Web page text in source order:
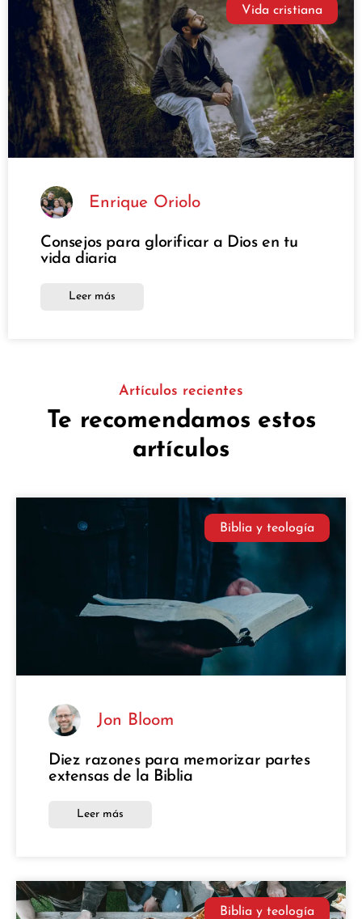
Vida cristiana
Enrique Oriolo
Consejos para glorificar a Dios en tu
vida diaria
Leer más
Artículos recientes
Te recomendamos estos
artículos
Biblia y teología
Jon Bloom
Diez razones para memorizar partes
extensas de la Biblia
Leer más
Biblia y teología